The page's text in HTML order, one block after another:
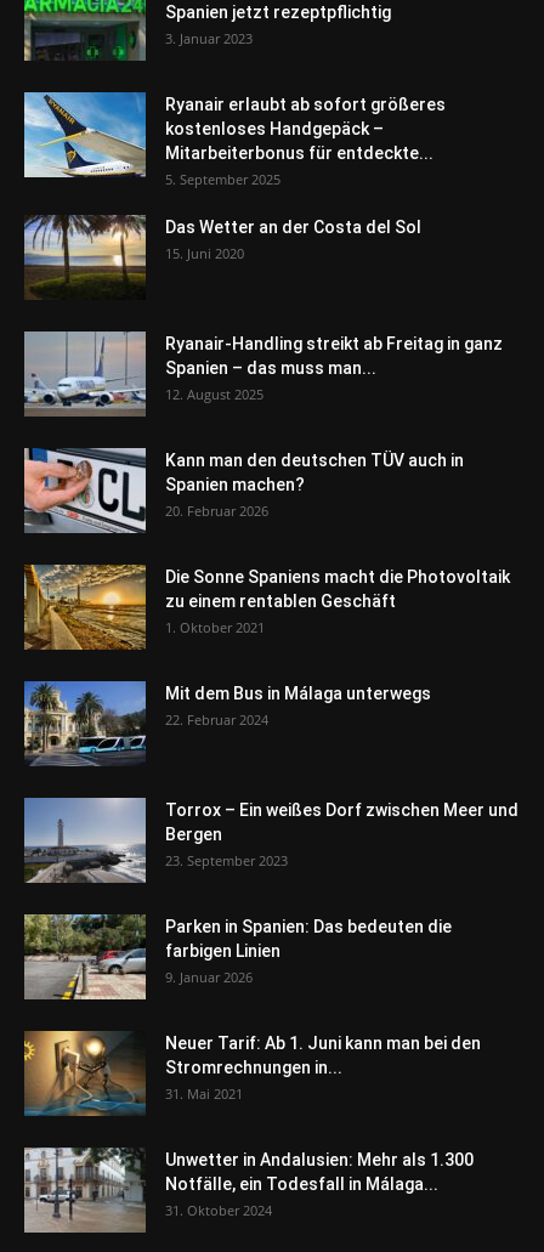
Spanien jetzt rezeptpflichtig
3. Januar 2023
Ryanair erlaubt ab sofort größeres
kostenloses Handgepäck –
Mitarbeiterbonus für entdeckte...
5. September 2025
Das Wetter an der Costa del Sol
15. Juni 2020
Ryanair-Handling streikt ab Freitag in ganz
Spanien – das muss man...
12. August 2025
Kann man den deutschen TÜV auch in
Spanien machen?
20. Februar 2026
Die Sonne Spaniens macht die Photovoltaik
zu einem rentablen Geschäft
1. Oktober 2021
Mit dem Bus in Málaga unterwegs
22. Februar 2024
Torrox – Ein weißes Dorf zwischen Meer und
Bergen
23. September 2023
Parken in Spanien: Das bedeuten die
farbigen Linien
9. Januar 2026
Neuer Tarif: Ab 1. Juni kann man bei den
Stromrechnungen in...
31. Mai 2021
Unwetter in Andalusien: Mehr als 1.300
Notfälle, ein Todesfall in Málaga...
31. Oktober 2024